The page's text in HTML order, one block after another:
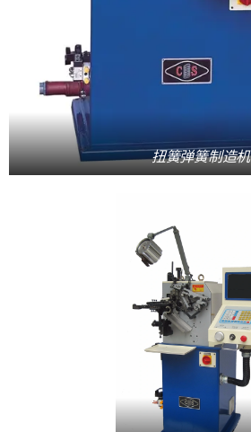
扭簧弹簧制造机